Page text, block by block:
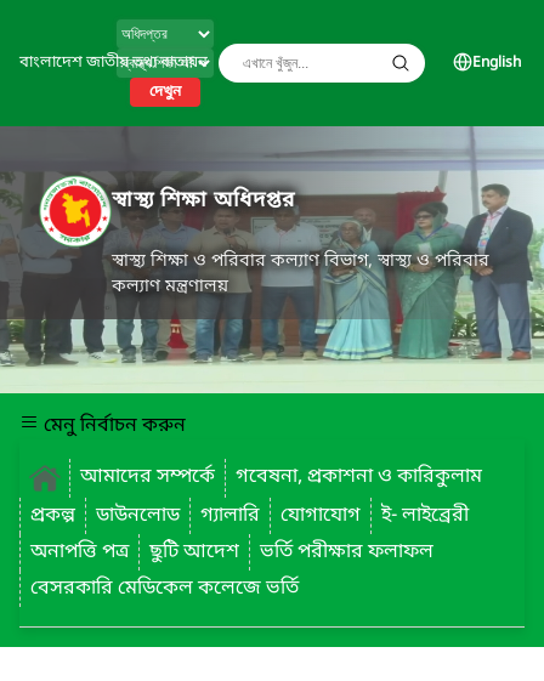
বাংলাদেশ জাতীয় তথ্য বাতায়ন
দেখুন
English
স্বাস্থ্য শিক্ষা অধিদপ্তর
স্বাস্থ্য শিক্ষা ও পরিবার কল্যাণ বিভাগ, স্বাস্থ্য ও পরিবার
কল্যাণ মন্ত্রণালয়
মেনু নির্বাচন করুন
আমাদের সম্পর্কে
গবেষনা, প্রকাশনা ও কারিকুলাম
প্রকল্প
ডাউনলোড গ্যালারি যোগাযোগ
ই- লাইব্রেরী
অনাপত্তি পত্র
ছুটি আদেশ
ভর্তি পরীক্ষার ফলাফল
বেসরকারি মেডিকেল কলেজে ভর্তি